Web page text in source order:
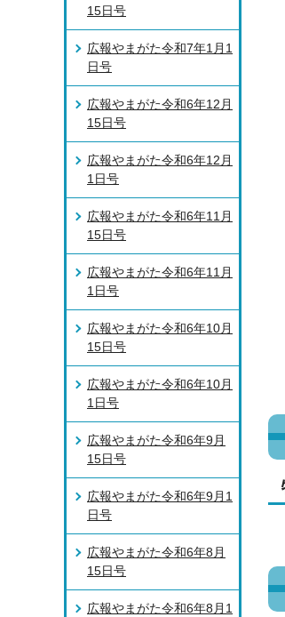
15日号
広報やまがた令和7年1月1
日号
広報やまがた令和6年12月
15日号
広報やまがた令和6年12月
1日号
広報やまがた令和6年11月
15日号
広報やまがた令和6年11月
1日号
広報やまがた令和6年10月
15日号
広報やまがた令和6年10月
1日号
広報やまがた令和6年9月
15日号
広報やまがた令和6年9月1
日号
広報やまがた令和6年8月
15日号
広報やまがた令和6年8月1